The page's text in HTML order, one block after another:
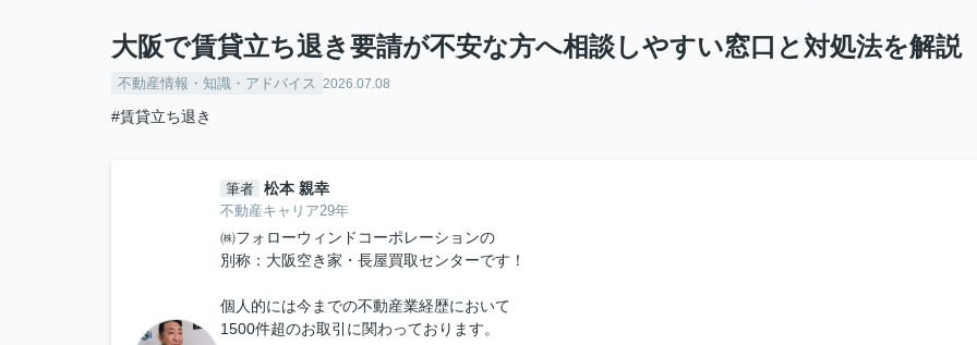
大阪で賃貸立ち退き要請が不安な方へ相談しやすい窓口と対処法を解説
不動産情報・知識・アドバイス 2026.07.08
#賃貸立ち退き
筆者 松本 親幸
不動産キャリア29年
㈱フォローウィンドコーポレーションの
別称：大阪空き家・長屋買取センターです！
個人的には今までの不動産業経歴において
1500件超のお取引に関わっております。